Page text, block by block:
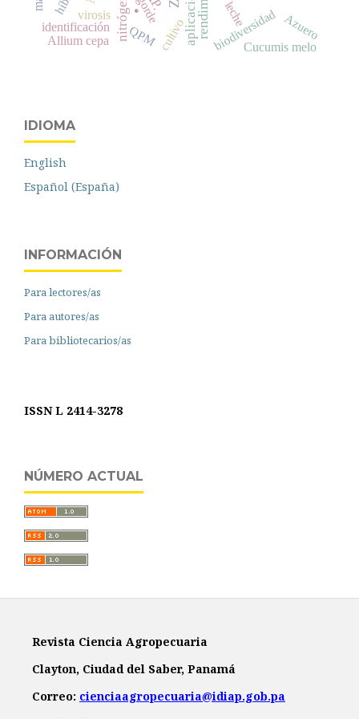
.
nitrógeno cultivo biodiversidad
identificación
Cucumis melo
leche
Allium cepa Azuero
QPM
virosis
IDIOMA
English
Español (España)
INFORMACIÓN
Para lectores/as
Para autores/as
Para bibliotecarios/as
ISSN L 2414-3278
NÚMERO ACTUAL
Revista Ciencia Agropecuaria
Clayton, Ciudad del Saber, Panamá
Correo: cienciaagropecuaria@idiap.gob.pa